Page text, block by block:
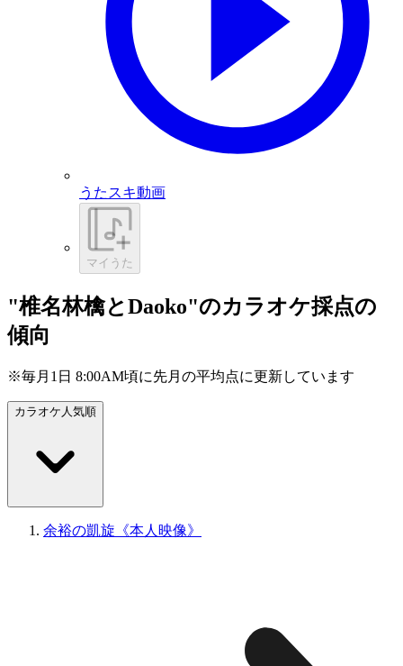
うたスキ動画
マイうた
"椎名林檎とDaoko"のカラオケ採点の
傾向
※毎月1日 8:00AM頃に先月の平均点に更新しています
カラオケ人気順
余裕の凱旋《本人映像》